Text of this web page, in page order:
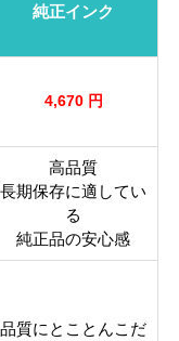
純正インク
4,670 円
高品質
長期保存に適してい
る
純正品の安心感
品質にとことんこだ